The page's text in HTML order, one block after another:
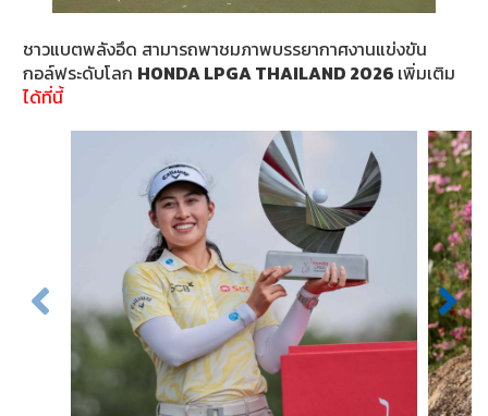
ชาวแบตพลังอึด สามารถพาชมภาพบรรยากาศงานแข่งขัน
กอล์ฟระดับโลก HONDA LPGA THAILAND 2026 เพิ่มเติม
ได้ที่นี้